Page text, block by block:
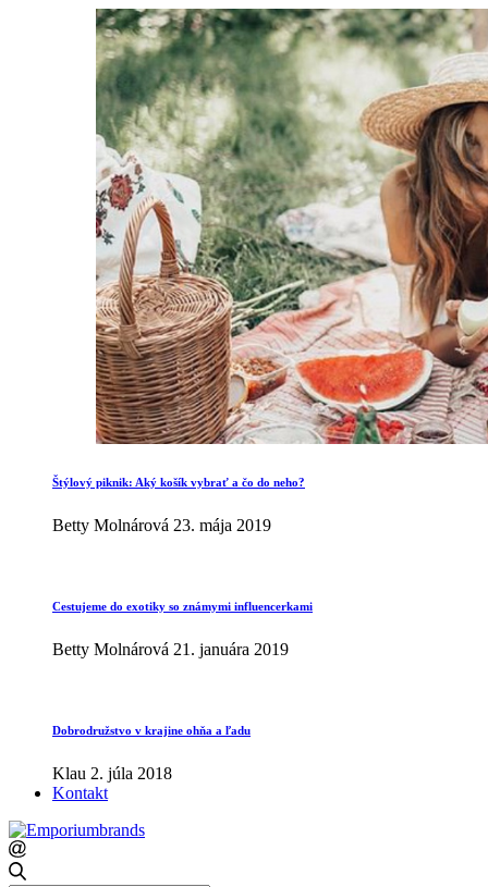
Štýlový piknik: Aký košík vybrať a čo do neho?
Betty Molnárová 23. mája 2019
Cestujeme do exotiky so známymi influencerkami
Betty Molnárová 21. januára 2019
Dobrodružstvo v krajine ohňa a ľadu
Klau 2. júla 2018
Kontakt